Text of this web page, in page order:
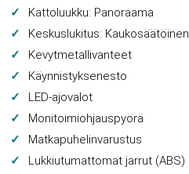
Kattoluukku: Panoraama
Keskuslukitus: Kaukosäätöinen
Kevytmetallivanteet
Käynnistyksenesto
LED-ajovalot
Monitoimiohjauspyörä
Matkapuhelinvarustus
Lukkiutumattomat jarrut (ABS)